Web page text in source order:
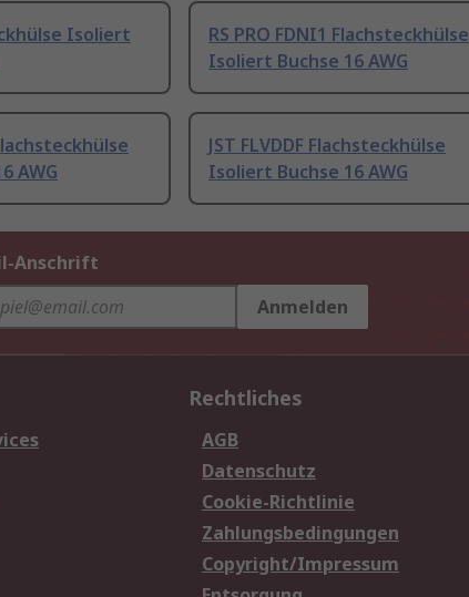
Isoliert
RS PRO FDNI1 Flachsteckhülse
Isoliert Buchse 16 AWG
AWG
JST FLVDDF Flachsteckhülse
Isoliert Buchse 16 AWG
Anschrift
Anmelden
Rechtliches
AGB
Datenschutz
Cookie-Richtlinie
Zahlungsbedingungen
Copyright/Impressum